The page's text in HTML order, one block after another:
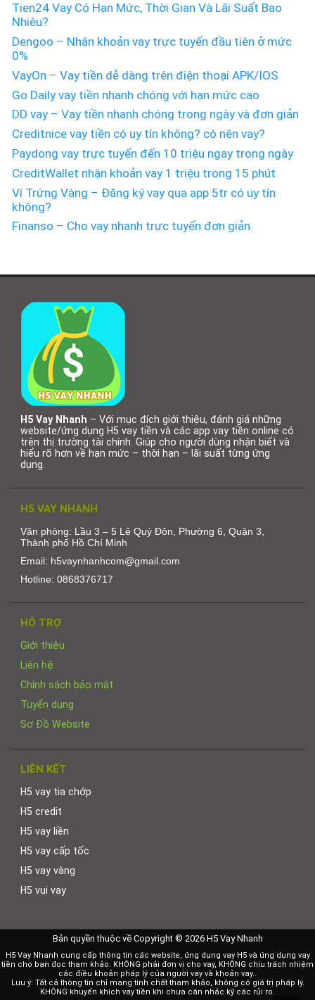
Tien24 Vay Có Hạn Mức, Thời Gian Và Lãi Suất Bao
Nhiêu?
Dengoo – Nhận khoản vay trực tuyến đầu tiên ở mức
0%
VayOn – Vay tiền dễ dàng trên điện thoại APK/IOS
Go Daily vay tiền nhanh chóng với hạn mức cao
DD vay – Vay tiền nhanh chóng trong ngày và đơn giản
Creditnice vay tiền có uy tín không? có nên vay?
Paydong vay trực tuyến đến 10 triệu ngay trong ngày
CreditWallet nhận khoản vay 1 triệu trong 15 phút
Ví Trứng Vàng – Đăng ký vay qua app 5tr có uy tín
không?
Finanso – Cho vay nhanh trực tuyến đơn giản
H5 Vay Nhanh – Với mục đích giới thiệu, đánh giá những
website/ứng dụng H5 vay tiền và các app vay tiền online có
trên thị trường tài chính. Giúp cho người dùng nhận biết và
hiểu rõ hơn về hạn mức – thời hạn – lãi suất từng ứng
dụng.
H5 VAY NHANH
Văn phòng: Lầu 3 – 5 Lê Quý Đôn, Phường 6, Quận 3,
Thành phố Hồ Chí Minh
Email: h5vaynhanhcom@gmail.com
Hotline: 0868376717
HỖ TRỢ
Giới thiệu
Liên hệ
Chính sách bảo mật
Tuyển dụng
Sơ Đồ Website
LIÊN KẾT
H5 vay tia chớp
H5 credit
H5 vay liền
H5 vay cấp tốc
H5 vay vàng
H5 vui vay
Bản quyền thuộc về Copyright © 2026 H5 Vay Nhanh
H5 Vay Nhanh cung cấp thông tin các website, ứng dụng vay H5 và ứng dụng vay
tiền cho bạn đọc tham khảo. KHÔNG phải đơn vị cho vay, KHÔNG chịu trách nhiệm
các điều khoản pháp lý của người vay và khoản vay..
Lưu ý: Tất cả thông tin chỉ mang tính chất tham khảo, không có giá trị pháp lý.
KHÔNG khuyến khích vay tiền khi chưa cân nhắc kỹ các rủi ro.